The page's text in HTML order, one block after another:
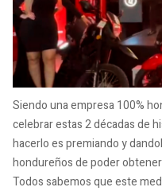
Siendo una empresa 100%
celebrar estas 2 décadas de
hacerlo es premiando y
hondureños de poder
Todos sabemos que este